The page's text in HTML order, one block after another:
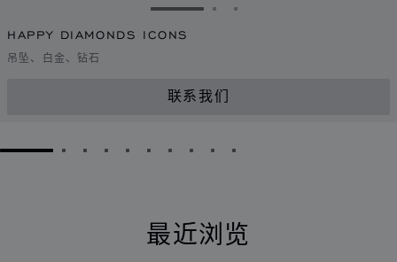
转到幻灯片 1转到幻灯片 2
转到幻灯片 3
HAPPY DIAMONDS ICONS
吊坠、白金、钻石
联系我们
GO TO SLIDE 1GO TO SLIDE 2
GO TO SLIDE 3
GO TO SLIDE 4
GO TO SLIDE 5
GO TO SLIDE 6
GO TO SLIDE 7
GO TO SLIDE 8
GO TO SLIDE 9
GO TO SLIDE 10
最近浏览